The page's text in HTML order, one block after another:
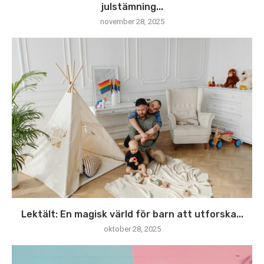
julstämning...
november 28, 2025
Lektält: En magisk värld för barn att utforska...
oktober 28, 2025